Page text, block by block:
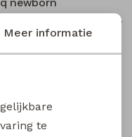
3312402 W20309 baby jongens sweater Taupe
newborn
Meer informatie
te